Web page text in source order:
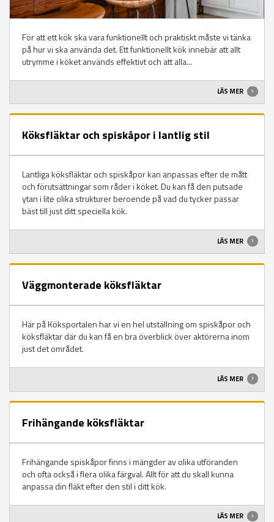
För att ett kök ska vara funktionellt och praktiskt måste vi tänka
på hur vi ska använda det. Ett funktionellt kök innebär att allt
utrymme i köket används effektivt och att alla...
LÄS MER
Köksfläktar och spiskåpor i lantlig stil
Lantliga köksfläktar och spiskåpor kan anpassas efter de mått
och förutsättningar som råder i köket. Du kan få den putsade
ytan i lite olika strukturer beroende på vad du tycker passar
bäst till just ditt speciella kök.
LÄS MER
Väggmonterade köksfläktar
Här på Köksportalen har vi en hel utställning om spiskåpor och
köksfläktar där du kan få en bra överblick över aktörerna inom
just det området.
LÄS MER
Frihängande köksfläktar
Frihängande spiskåpor finns i mängder av olika utföranden
och ofta också i flera olika färgval. Allt för att du skall kunna
anpassa din fläkt efter den stil i ditt kök.
LÄS MER